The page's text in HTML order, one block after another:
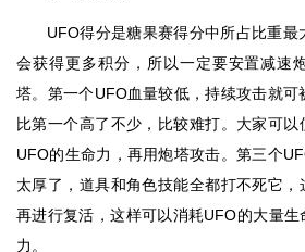
UFO得分是糖果赛得分中所占比重
会获得更多积分，所以一定要安置减速
塔。第一个UFO血量较低，持续攻击就
比第一个高了不少，比较难打。大家可
UFO的生命力，再用炮塔攻击。第三个
太厚了，道具和角色技能全都打不死它，
再进行复活，这样可以消耗UFO的大量
力。